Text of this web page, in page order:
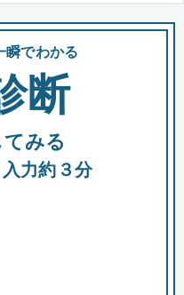
示
出資
瞬でわかる
断
みる
力約３分